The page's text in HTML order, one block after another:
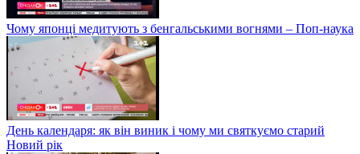
Чому японці медитують з бенгальськими вогнями – Поп-наука
День календаря: як він виник і чому ми святкуємо старий
Новий рік